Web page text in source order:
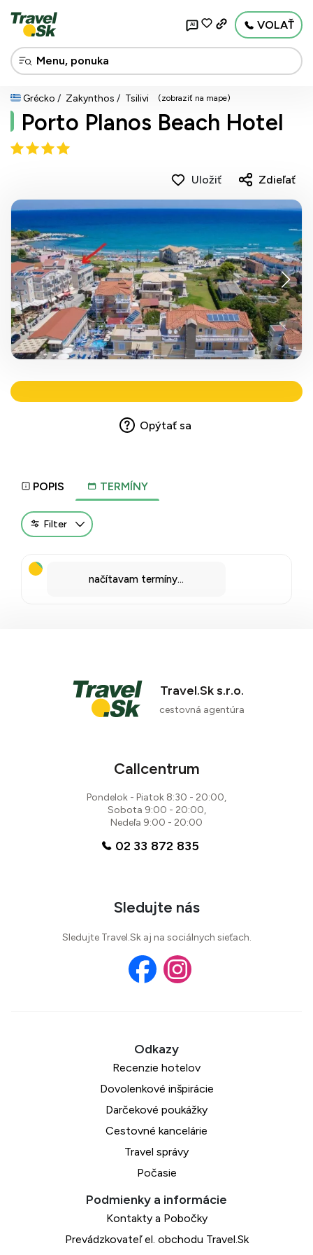
AI VOLAŤ
Grécko Zakynthos Tsilivi (zobraziť na mape)
Porto Planos Beach Hotel
Uložiť Zdieľať
POPIS TERMÍNY
Filter
načítavam termíny...
Opýtať sa
Travel.Sk s.r.o.
cestovná agentúra
Callcentrum
Pondelok - Piatok 8:30 - 20:00,
Sobota 9:00 - 20:00,
Nedeľa 9:00 - 20:00
02 33 872 835
Sledujte nás
Sledujte Travel.Sk aj na sociálnych sieťach.
Recenzie hotelov
Dovolenkové inšpirácie
Darčekové poukážky
Cestovné kancelárie
Travel správy
Počasie
Kontakty a Pobočky
Prevádzkovateľ el. obchodu Travel.Sk